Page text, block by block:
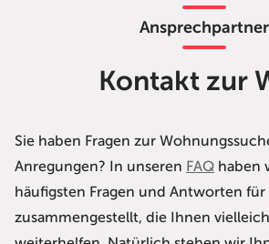
Ansprechpartner
Kontakt zur
Sie haben Fragen zur
Anregungen? In unseren FAQ haben
häufigsten Fragen und Antworten
zusammengestellt, die Ihnen